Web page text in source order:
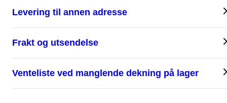
Levering til annen adresse
Frakt og utsendelse
Venteliste ved manglende dekning på lager